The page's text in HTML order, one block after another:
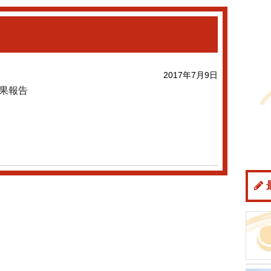
2017年7月9日
報告